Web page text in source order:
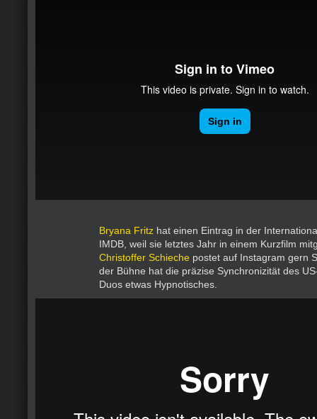
Bryana Fritz hat einen Eintrag in der
IMDB, weil sie letztes Jahr in einem Kurzfilm
Christoffer Schieche postet auf Instagram gern
der Bühne hat die präzise Synchronizität des
Duos etwas Hypnotisches.